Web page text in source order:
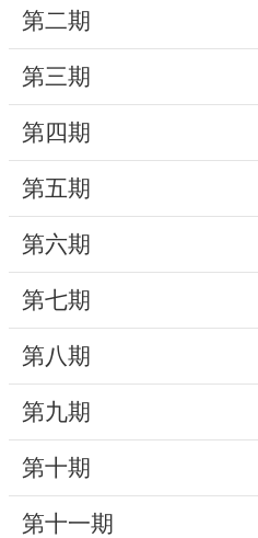
識
本
館
參
觀
動
線
上
源
新
聞
與
第二期
第三期
第四期
第五期
第六期
第七期
第八期
第九期
第十期
第十一期